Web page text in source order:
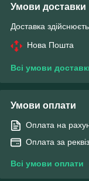
Умови доставки
Доставка
Нова Пошта
Всі умови
Умови оплати
Оплата на
Оплата за
Всі умови оплати